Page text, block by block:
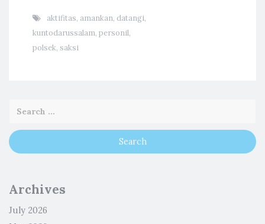
aktifitas, amankan, datangi,
kuntodarussalam, personil,
polsek, saksi
Archives
July 2026